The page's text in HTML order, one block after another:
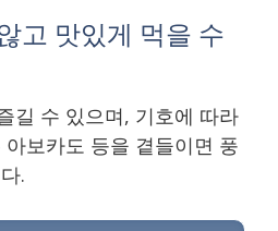
고 맛있게 먹을 수
길 수 있으며, 기호에 따라
보카도 등을 곁들이면 풍
.